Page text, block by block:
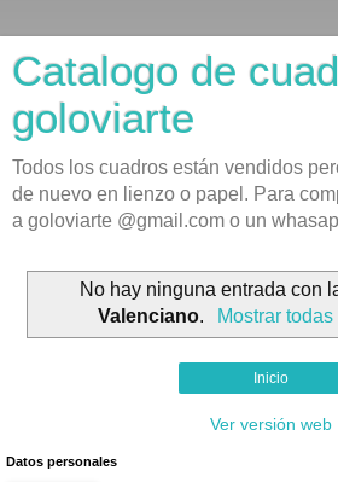
Catalogo de
goloviarte
Todos los cuadros están vendidos
de nuevo en lienzo o papel. Para
a goloviarte @gmail.com o un
No hay ninguna entrada con
Valenciano. Mostrar
Inicio
Ver versión web
Datos personales